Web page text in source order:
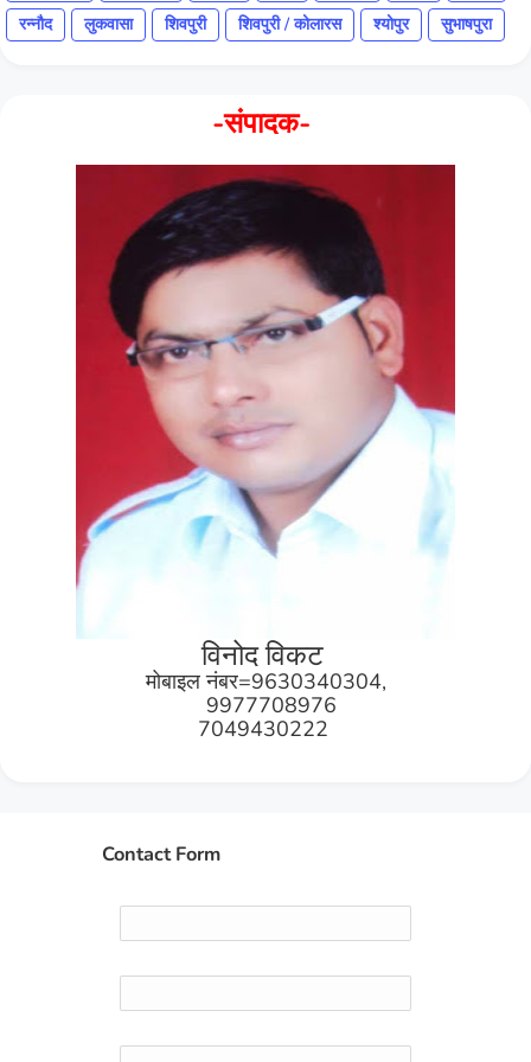
रन्नौद लुकवासा शिवपुरी शिवपुरी / कोलारस श्योपुर सुभाषपुरा
-संपादक-
विनोद विकट
मोबाइल नंबर=9630340304,
9977708976
7049430222
Contact Form